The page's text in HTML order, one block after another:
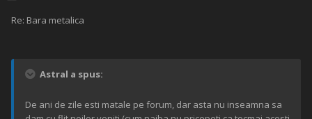
Re: Bara metalica
Astral a spus:
De ani de zile esti matale pe forum, dar asta nu inseamna sa